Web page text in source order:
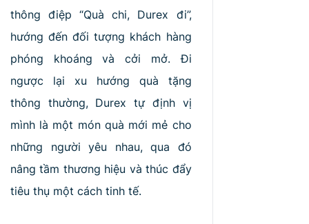
thông điệp “Quà chi, Durex đi”,
hướng đến đối tượng khách hàng
phóng khoáng và cởi mở. Đi
ngược lại xu hướng quà tặng
thông thường, Durex tự định vị
mình là một món quà mới mẻ cho
những người yêu nhau, qua đó
nâng tầm thương hiệu và thúc đẩy
tiêu thụ một cách tinh tế.